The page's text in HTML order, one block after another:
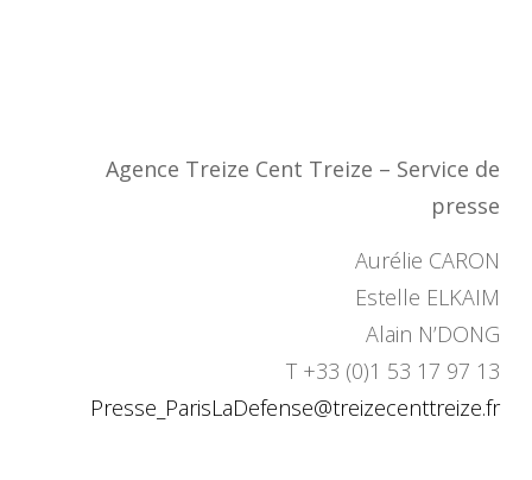
Agence Treize Cent Treize – Service de
presse
Aurélie CARON
Estelle ELKAIM
Alain N’DONG
T +33 (0)1 53 17 97 13
Presse_ParisLaDefense@treizecenttreize.fr